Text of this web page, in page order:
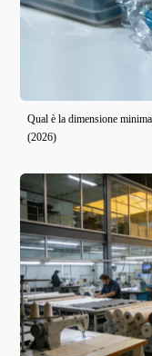
Qual è la dimensione
(2026)